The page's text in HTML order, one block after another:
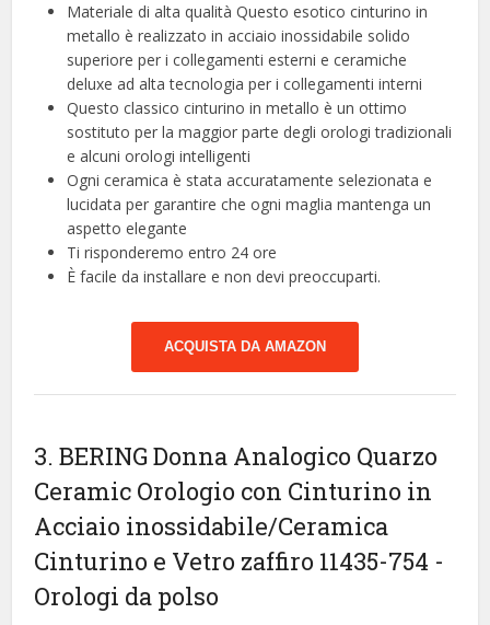
Materiale di alta qualità Questo esotico cinturino in
metallo è realizzato in acciaio inossidabile solido
superiore per i collegamenti esterni e ceramiche
deluxe ad alta tecnologia per i collegamenti interni
Questo classico cinturino in metallo è un ottimo
sostituto per la maggior parte degli orologi tradizionali
e alcuni orologi intelligenti
Ogni ceramica è stata accuratamente selezionata e
lucidata per garantire che ogni maglia mantenga un
aspetto elegante
Ti risponderemo entro 24 ore
È facile da installare e non devi preoccuparti.
ACQUISTA DA AMAZON
3. BERING Donna Analogico Quarzo
Ceramic Orologio con Cinturino in
Acciaio inossidabile/Ceramica
Cinturino e Vetro zaffiro 11435-754 -
Orologi da polso